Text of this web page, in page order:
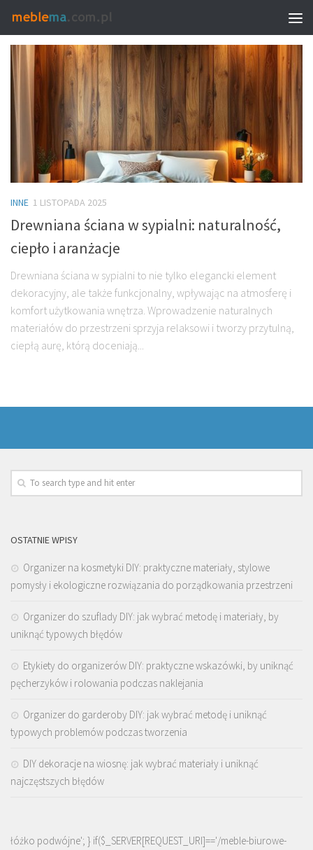
TAGGED:GRANATOWE DODATKI DO SYPIALNI
INNE 1 LISTOPADA 2025
Drewniana ściana w sypialni: naturalność,
ciepło i aranżacje
Drewniana ściana w sypialni to nie tylko elegancki element
dekoracyjny, ale także funkcjonalny, wpływając na atmosferę i
komfort użytkowania wnętrza. Wprowadzenie naturalnych
materiałów do przestrzeni sprzyja relaksowi i tworzy przytulną,
ciepłą aurę, którą doceniają...
OSTATNIE WPISY
Organizer na kosmetyki DIY: praktyczne materiały, stylowe
pomysły i ekologiczne rozwiązania do porządkowania przestrzeni
Organizer do szuflady DIY: jak wybrać metodę i materiały, by
uniknąć typowych błędów
Etykiety do organizerów DIY: praktyczne wskazówki, by uniknąć
pęcherzyków i rolowania podczas naklejania
Organizer do garderoby DIY: jak wybrać metodę i uniknąć
typowych problemów podczas tworzenia
DIY dekoracje na wiosnę: jak wybrać materiały i uniknąć
najczęstszych błędów
łóżko podwójne'; } if($_SERVER[REQUEST_URI]=='/meble-biurowe-